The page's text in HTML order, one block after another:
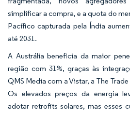
simplificar a compra, e a quota do
Pacífico capturada pela Índia
até 2031.
A Austrália beneficia da maior
região com 31%, graças às
QMS Media com a Vistar, a The
Os elevados preços da energia
adotar retrofits solares, mas esses